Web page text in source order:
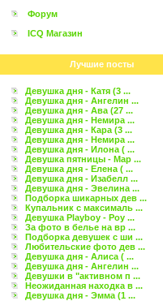
Форум
ICQ Магазин
Лучшие посты
Девушка дня - Катя (3 ...
Девушка дня - Ангелин ...
Девушка дня - Ава (27 ...
Девушка дня - Немира ...
Девушка дня - Кара (3 ...
Девушка дня - Немира ...
Девушка дня - Илона ( ...
Девушка пятницы - Мар ...
Девушка дня - Елена ( ...
Девушка дня - Изабелл ...
Девушка дня - Эвелина ...
Подборка шикарных дев ...
Купальник с максималь ...
Девушка Playboy - Роу ...
За фото в белье на вр ...
Подборка девушек с ши ...
Любительские фото дев ...
Девушка дня - Алиса ( ...
Девушка дня - Ангелин ...
Девушки в "активном п ...
Неожиданная находка в ...
Девушка дня - Эмма (1 ...